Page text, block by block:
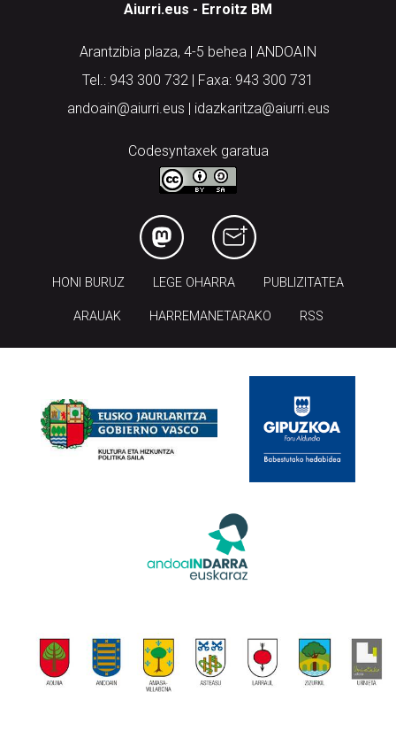
Aiurri.eus - Erroitz BM
Arantzibia plaza, 4-5 behea | ANDOAIN
Tel.: 943 300 732 | Faxa: 943 300 731
andoain@aiurri.eus | idazkaritza@aiurri.eus
Codesyntaxek garatua
HONI BURUZ LEGE OHARRA PUBLIZITATEA
ARAUAK HARREMANETARAKO RSS